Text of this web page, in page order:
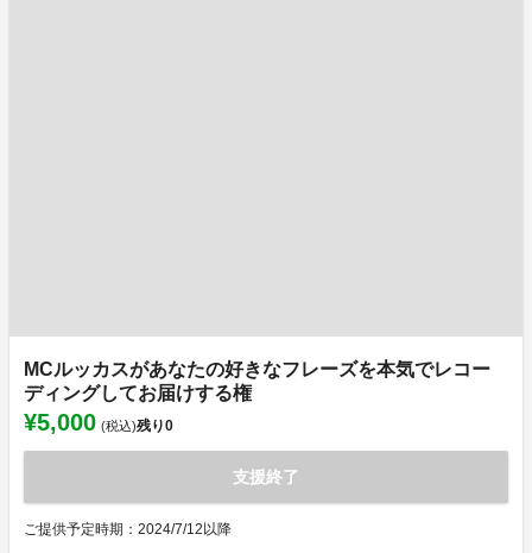
MCルッカスがあなたの好きなフレーズを本気でレコー
ディングしてお届けする権
¥5,000 (税込)残り0
支援終了
ご提供予定時期：2024/7/12以降